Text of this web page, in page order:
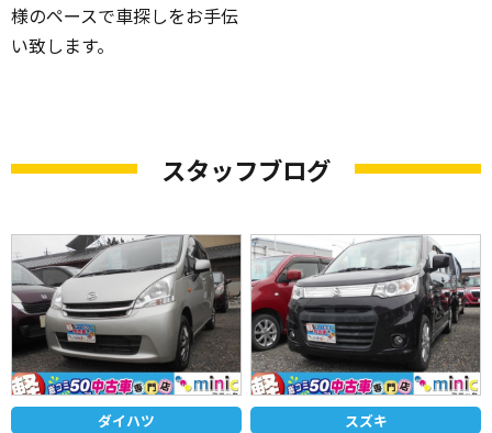
様のペースで車探しをお手伝
い致します。
スタッフブログ
ダイハツ スズキ